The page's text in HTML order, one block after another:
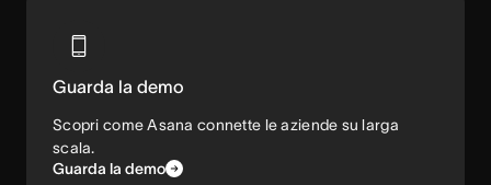
Guarda la demo
Scopri come Asana connette le aziende su larga
scala.
Guarda la demo